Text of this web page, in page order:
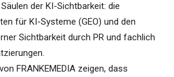
der KI-Sichtbarkeit: die
für KI-Systeme (GEO) und den
Sichtbarkeit durch PR und fachlich
FRANKEMEDIA zeigen, dass